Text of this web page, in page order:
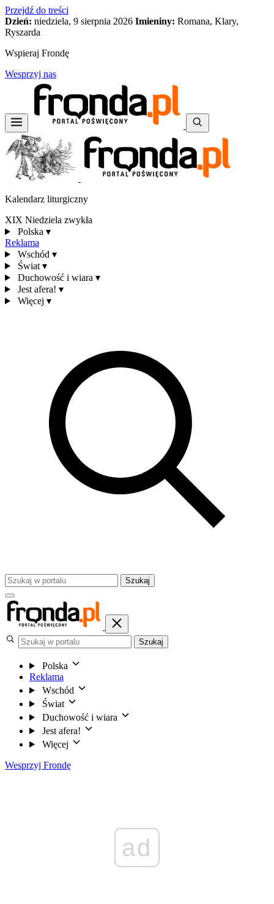
Przejdź do treści
Dzień: niedziela, 9 sierpnia 2026 Imieniny: Romana, Klary,
Ryszarda
Wspieraj Frondę
Wesprzyj nas
Kalendarz liturgiczny
XIX Niedziela zwykła
Polska ▾
Reklama
Wschód ▾
Świat ▾
Duchowość i wiara ▾
Jest afera! ▾
Więcej ▾
Szukaj
Szukaj
Polska
Reklama
Wschód
Świat
Duchowość i wiara
Jest afera!
Więcej
Wesprzyj Frondę
ad